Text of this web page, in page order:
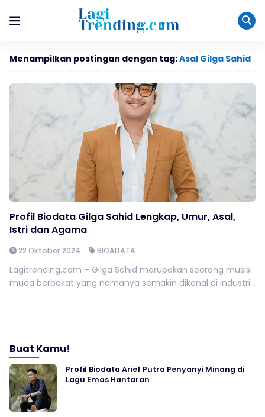
Menampilkan postingan dengan tag:Asal Gilga Sahid
Profil Biodata Gilga Sahid Lengkap, Umur, Asal,
Istri dan Agama
22 Oktober 2024 BIOADATA
Lagitrending.com – Gilga Sahid merupakan seorang musisi
muda berbakat yang namanya semakin dikenal di industri...
Buat Kamu!
Profil Biodata Arief Putra Penyanyi Minang di
Lagu Emas Hantaran